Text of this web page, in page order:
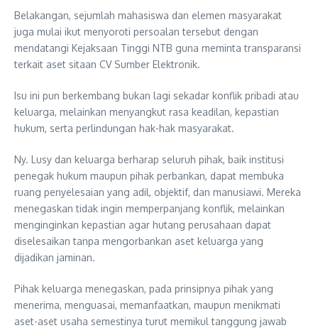
Belakangan, sejumlah mahasiswa dan elemen masyarakat
juga mulai ikut menyoroti persoalan tersebut dengan
mendatangi Kejaksaan Tinggi NTB guna meminta transparansi
terkait aset sitaan CV Sumber Elektronik.
Isu ini pun berkembang bukan lagi sekadar konflik pribadi atau
keluarga, melainkan menyangkut rasa keadilan, kepastian
hukum, serta perlindungan hak-hak masyarakat.
Ny. Lusy dan keluarga berharap seluruh pihak, baik institusi
penegak hukum maupun pihak perbankan, dapat membuka
ruang penyelesaian yang adil, objektif, dan manusiawi. Mereka
menegaskan tidak ingin memperpanjang konflik, melainkan
menginginkan kepastian agar hutang perusahaan dapat
diselesaikan tanpa mengorbankan aset keluarga yang
dijadikan jaminan.
Pihak keluarga menegaskan, pada prinsipnya pihak yang
menerima, menguasai, memanfaatkan, maupun menikmati
aset-aset usaha semestinya turut memikul tanggung jawab